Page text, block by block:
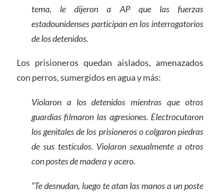
tema, le dijeron a AP que las fuerzas
estadounidenses participan en los interrogatorios
de los detenidos.
Los prisioneros quedan aislados, amenazados
con perros, sumergidos en agua y más:
Violaron a los detenidos mientras que otros
guardias filmaron las agresiones. Electrocutaron
los genitales de los prisioneros o colgaron piedras
de sus testículos. Violaron sexualmente a otros
con postes de madera y acero.
“Te desnudan, luego te atan las manos a un poste